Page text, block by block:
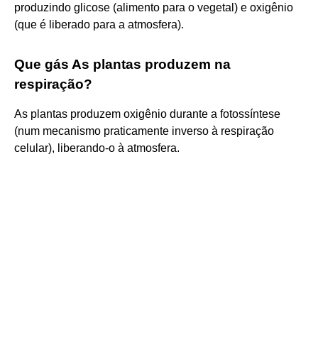
produzindo glicose (alimento para o vegetal) e oxigênio
(que é liberado para a atmosfera).
Que gás As plantas produzem na
respiração?
As plantas produzem oxigênio durante a fotossíntese
(num mecanismo praticamente inverso à respiração
celular), liberando-o à atmosfera.